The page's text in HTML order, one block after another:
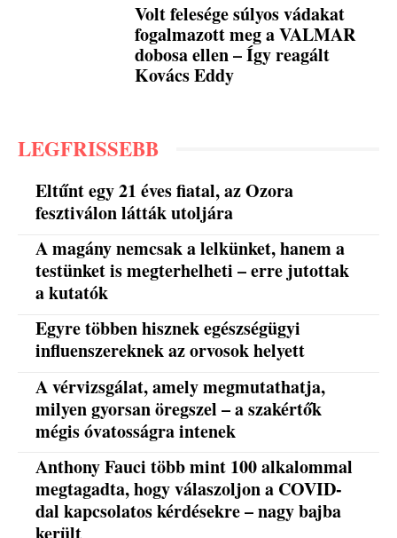
Volt felesége súlyos vádakat
fogalmazott meg a VALMAR
dobosa ellen – Így reagált
Kovács Eddy
LEGFRISSEBB
Eltűnt egy 21 éves fiatal, az Ozora
fesztiválon látták utoljára
A magány nemcsak a lelkünket, hanem a
testünket is megterhelheti – erre jutottak
a kutatók
Egyre többen hisznek egészségügyi
influenszereknek az orvosok helyett
A vérvizsgálat, amely megmutathatja,
milyen gyorsan öregszel – a szakértők
mégis óvatosságra intenek
Anthony Fauci több mint 100 alkalommal
megtagadta, hogy válaszoljon a COVID-
dal kapcsolatos kérdésekre – nagy bajba